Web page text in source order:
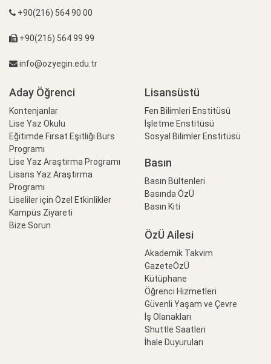
+90(216) 564 90 00
+90(216) 564 99 99
info@ozyegin.edu.tr
Aday Öğrenci
Kontenjanlar
Lise Yaz Okulu
Eğitimde Fırsat Eşitliği Burs
Programı
Lise Yaz Araştırma Programı
Lisans Yaz Araştırma
Programı
Liseliler için Özel Etkinlikler
Kampüs Ziyareti
Bize Sorun
Lisansüstü
Fen Bilimleri Enstitüsü
İşletme Enstitüsü
Sosyal Bilimler Enstitüsü
Basın
Basın Bültenleri
Basında ÖzÜ
Basın Kiti
ÖzÜ Ailesi
Akademik Takvim
GazeteÖzÜ
Kütüphane
Öğrenci Hizmetleri
Güvenli Yaşam ve Çevre
İş Olanakları
Shuttle Saatleri
İhale Duyuruları